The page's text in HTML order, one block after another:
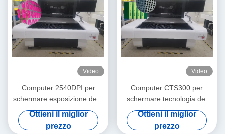
Video
Computer 2540DPI per
schermare esposizione della
regolazione automatica della
macchina 1200mmx1300mm
Ottieni il miglior
prezzo
Video
Computer CTS300 per
schermare tecnologia del
DLP della macchina 133LPI
Ottieni il miglior
prezzo